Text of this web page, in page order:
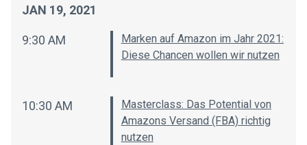
JAN 19, 2021
9:30 AM
Marken auf Amazon im Jahr 2021:
Diese Chancen wollen wir nutzen
10:30 AM
Masterclass: Das Potential von
Amazons Versand (FBA) richtig
nutzen